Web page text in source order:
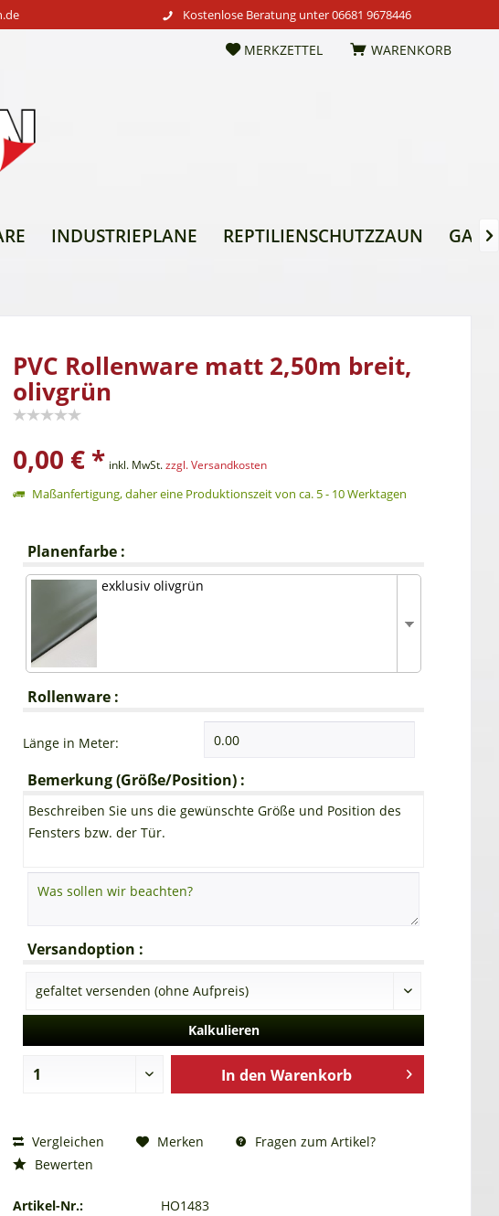
Kostenlose Beratung unter06681 9678446
WARENKORB
MERKZETTEL
INDUSTRIEPLANE REPTILIENSCHUTZZAUN 
PVC Rollenware matt 2,50m breit,
olivgrün
0,00 € * inkl. MwSt.zzgl. Versandkosten
Maßanfertigung, daher eine Produktionszeit von ca. 5 - 10 Werktagen
Planenfarbe :
exklusiv olivgrün
Rollenware :
Länge in Meter:
Bemerkung (Größe/Position) :
Beschreiben Sie uns die gewünschte Größe und Position des
Fensters bzw. der Tür.
Versandoption :
Kalkulieren
In den Warenkorb
Vergleichen Merken
Fragen zum Artikel?
Bewerten
Artikel-Nr.: HO1483